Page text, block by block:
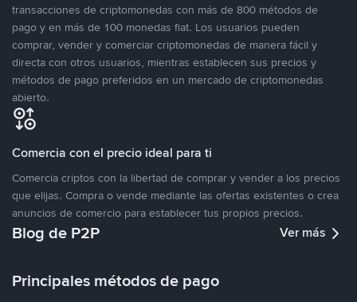
transacciones de criptomonedas con más de 800 métodos de
pago y en más de 100 monedas fiat. Los usuarios pueden
comprar, vender y comerciar criptomonedas de manera fácil y
directa con otros usuarios, mientras establecen sus precios y
métodos de pago preferidos en un mercado de criptomonedas
abierto.
Comercia con el precio ideal para ti
Comercia criptos con la libertad de comprar y vender a los precios
que elijas. Compra o vende mediante las ofertas existentes o crea
anuncios de comercio para establecer tus propios precios.
Blog de P2P Ver más
Principales métodos de pago